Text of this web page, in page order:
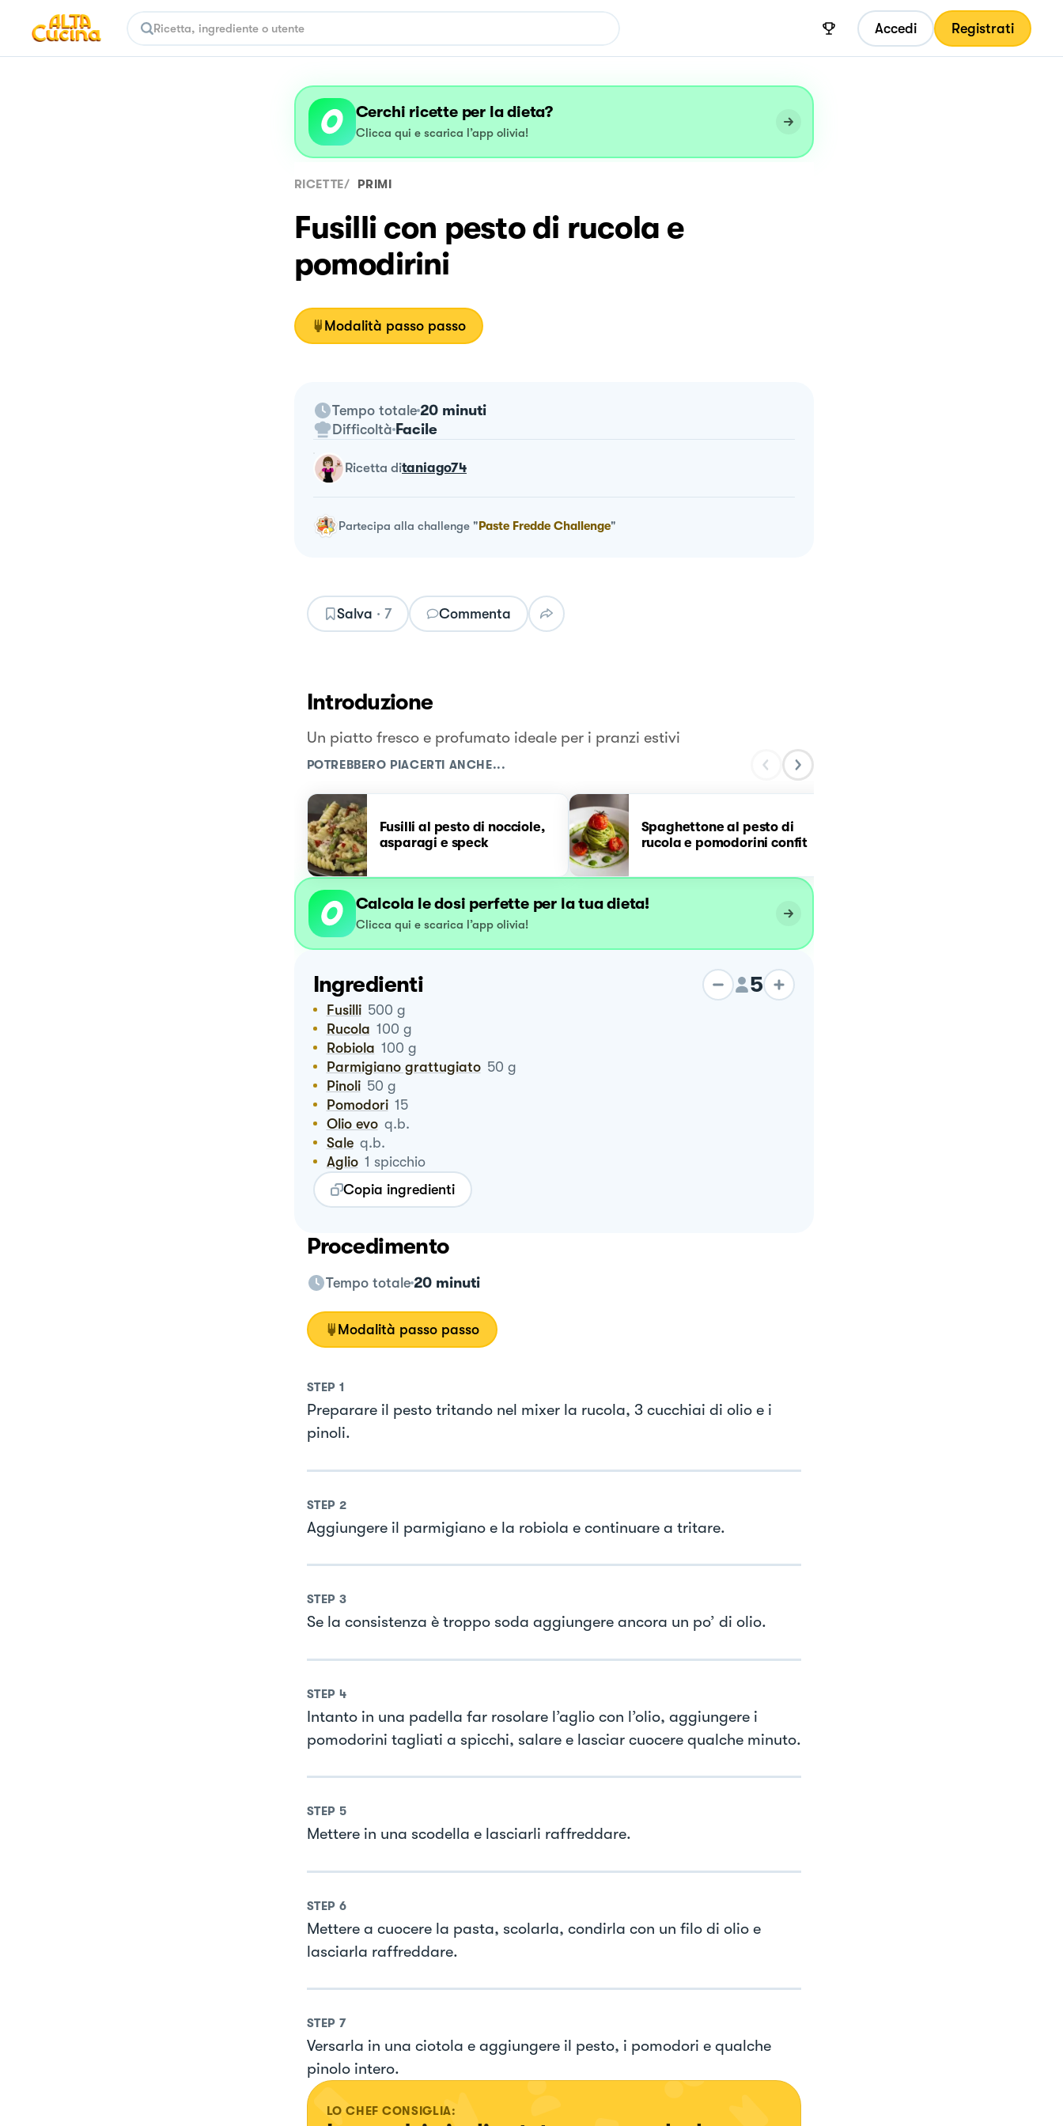
Accedi Registrati
Cerchi ricette per la dieta?
Clicca qui e scarica l’app olivia!
RICETTE/ PRIMI
Fusilli con pesto di rucola e
pomodirini
Modalità passo passo
Tempo totale 20 minuti
Difficoltà Facile
ricetta ditaniago74
Partecipa alla challenge"Paste Fredde Challenge"
Salva · 7 Commenta
Introduzione
Un piatto fresco e profumato ideale per i pranzi estivi
POTREBBERO PIACERTI ANCHE...
Fusilli al pesto di nocciole,
asparagi e speck
Spaghettone al pesto di
rucola e pomodorini confit
Calcola le dosi perfette per la tua dieta!
Clicca qui e scarica l’app olivia!
Ingredienti 5
Fusilli 500 g
Rucola 100 g
Robiola 100 g
Parmigiano grattugiato 50 g
Pinoli 50 g
Pomodori 15
Olio evo q.b.
Sale q.b.
Aglio 1 spicchio
Copia ingredienti
Procedimento
Tempo totale 20 minuti
Modalità passo passo
STEP 1
Preparare il pesto tritando nel mixer la rucola, 3 cucchiai di olio e i
pinoli.
STEP 2
Aggiungere il parmigiano e la robiola e continuare a tritare.
STEP 3
Se la consistenza è troppo soda aggiungere ancora un po’ di olio.
STEP 4
Intanto in una padella far rosolare l’aglio con l’olio, aggiungere i
pomodorini tagliati a spicchi, salare e lasciar cuocere qualche minuto.
STEP 5
Mettere in una scodella e lasciarli raffreddare.
STEP 6
Mettere a cuocere la pasta, scolarla, condirla con un filo di olio e
lasciarla raffreddare.
STEP 7
Versarla in una ciotola e aggiungere il pesto, i pomodori e qualche
pinolo intero.
LO CHEF CONSIGLIA: